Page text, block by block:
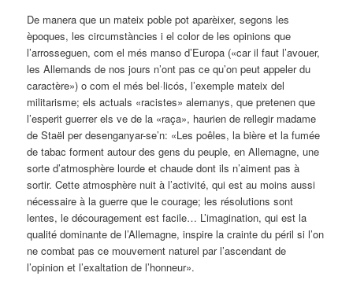
De manera que un mateix poble pot aparèixer, segons les
èpoques, les circumstàncies i el color de les opinions que
l’arrosseguen, com el més manso d’Europa («car il faut l’avouer,
les Allemands de nos jours n’ont pas ce qu’on peut appeler du
caractère») o com el més bel·licós, l’exemple mateix del
militarisme; els actuals «racistes» alemanys, que pretenen que
l’esperit guerrer els ve de la «raça», haurien de rellegir madame
de Staël per desenganyar-se’n: «Les poêles, la bière et la fumée
de tabac forment autour des gens du peuple, en Allemagne, une
sorte d’atmosphère lourde et chaude dont ils n’aiment pas à
sortir. Cette atmosphère nuit à l’activité, qui est au moins aussi
nécessaire à la guerre que le courage; les résolutions sont
lentes, le découragement est facile… L’imagination, qui est la
qualité dominante de l’Allemagne, inspire la crainte du péril si l’on
ne combat pas ce mouvement naturel par l’ascendant de
l’opinion et l’exaltation de l’honneur».